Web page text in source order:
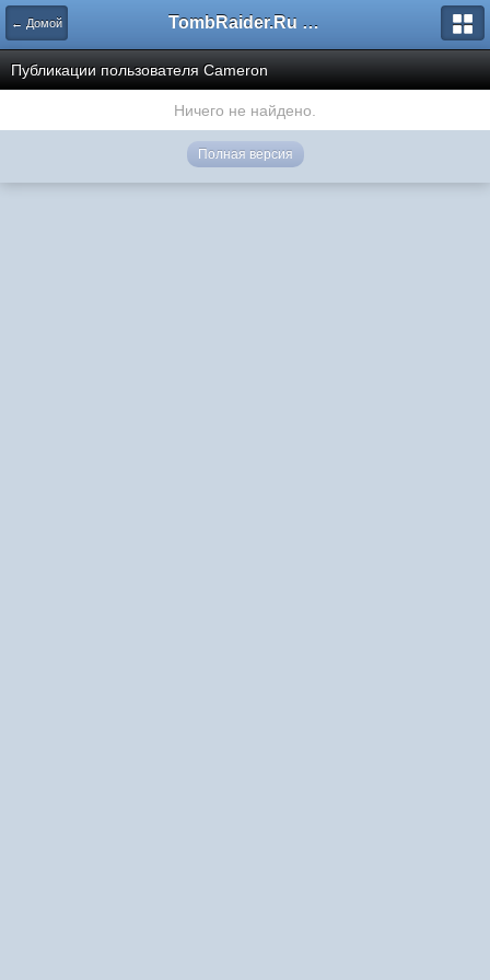
← Домой TombRaider.Ru - Форумы
Публикации пользователя Cameron
Ничего не найдено.
Полная версия